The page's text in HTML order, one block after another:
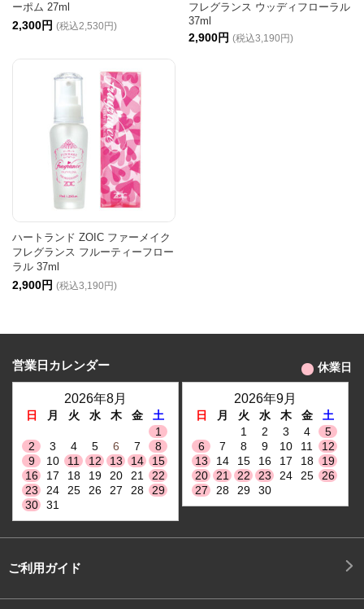
ーポム 27ml
2,300円 (税込2,530円)
フレグランス ウッディフローラル
37ml
2,900円 (税込3,190円)
ハートランド ZOIC ファーメイク
フレグランス フルーティーフロー
ラル 37ml
2,900円 (税込3,190円)
営業日カレンダー 休業日
2026年8月
日 月 火 水 木 金
土
1
2
3 4 5 6 7
8
9
10 11 12 13 14
15
16
17 18 19 20 21
22
23
24 25 26 27 28
29
30
31
2026年9月
日 月 火 水 木 金
土
1
2 3 4
5
6
7 8 9 10 11
12
13
14 15 16 17 18
19
20
21 22 23 24 25
26
27
28 29 30
ご利用ガイド